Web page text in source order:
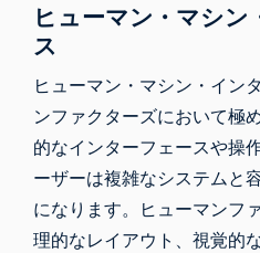
ヒューマン・マシン
ス
ヒューマン・マシン・イン
ンファクターズにおいて極
的なインターフェースや操
ーザーは複雑なシステムと
になります。ヒューマンフ
理的なレイアウト、視覚的